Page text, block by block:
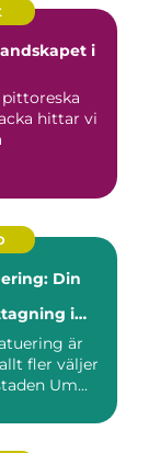
i
hittar vi
Din
i
är
fler väljer
Um...